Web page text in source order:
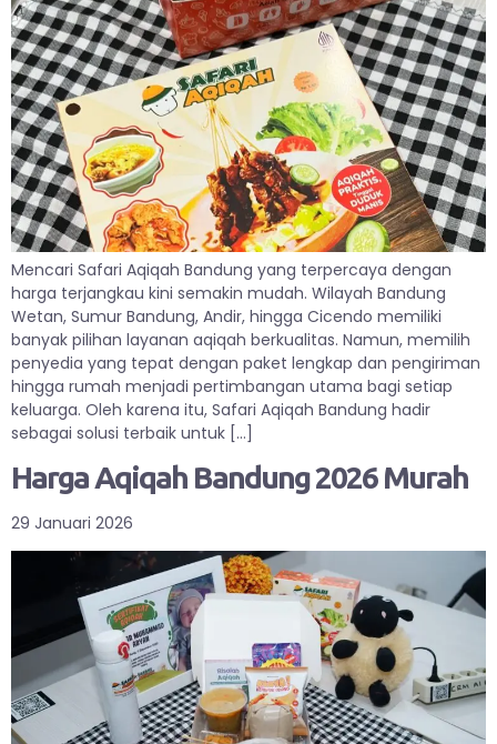
Mencari Safari Aqiqah Bandung yang terpercaya dengan
harga terjangkau kini semakin mudah. Wilayah Bandung
Wetan, Sumur Bandung, Andir, hingga Cicendo memiliki
banyak pilihan layanan aqiqah berkualitas. Namun, memilih
penyedia yang tepat dengan paket lengkap dan pengiriman
hingga rumah menjadi pertimbangan utama bagi setiap
keluarga. Oleh karena itu, Safari Aqiqah Bandung hadir
sebagai solusi terbaik untuk […]
Harga Aqiqah Bandung 2026 Murah
29 Januari 2026